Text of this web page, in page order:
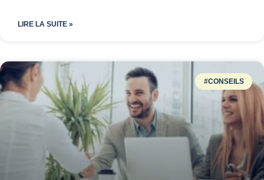
LIRE LA SUITE »
#CONSEILS